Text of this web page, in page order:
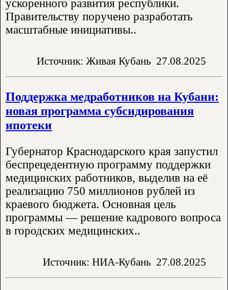
ускоренного развития республики.
Правительству поручено разработать
масштабные инициативы..
Источник: Живая Кубань 27.08.2025
Поддержка медработников на Кубани:
новая программа субсидирования
ипотеки
Губернатор Краснодарского края запустил
беспрецедентную программу поддержки
медицинских работников, выделив на её
реализацию 750 миллионов рублей из
краевого бюджета. Основная цель
программы — решение кадрового вопроса
в городских медицинских..
Источник: НИА-Кубань 27.08.2025